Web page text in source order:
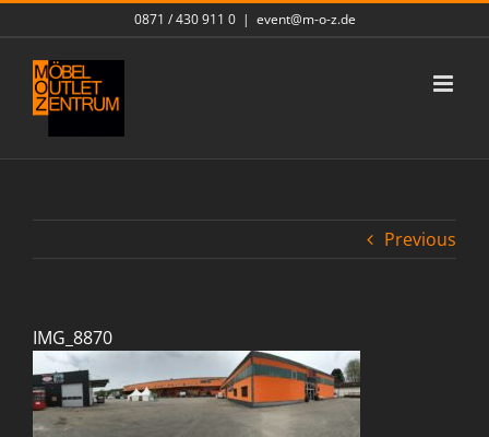
Skip
content
0871 / 430 911 0 | event@m-o-z.de
Previous
IMG_8870